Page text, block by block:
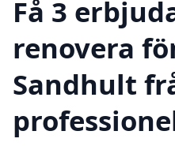
Få 3
renovera
Sandhult